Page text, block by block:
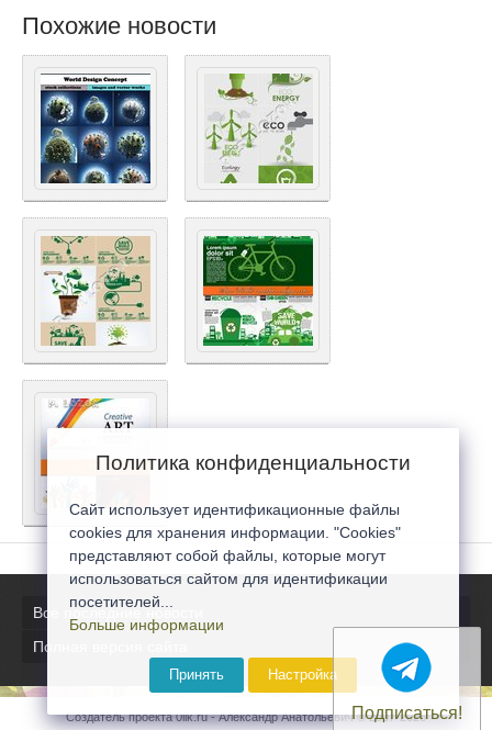
Похожие новости
Все последние новости
Полная версия сайта
Создатель проекта 0lik.ru - Александр Анатольевич © 2007-2026
Подписаться!
Политика конфиденциальности
Сайт использует идентификационные файлы
cookies для хранения информации. "Cookies"
представляют собой файлы, которые могут
использоваться сайтом для идентификации
посетителей...
Больше информации
Принять Настройка